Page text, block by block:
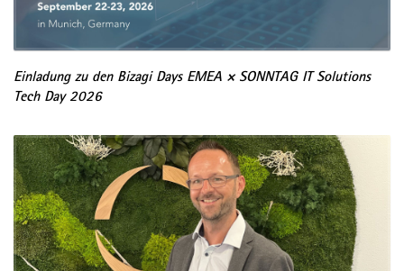
Einladung zu den Bizagi Days EMEA × SONNTAG IT Solutions
Tech Day 2026